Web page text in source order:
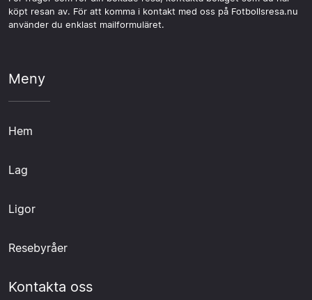
köpt resan av. För att komma i kontakt med oss på Fotbollsresa.nu
använder du enklast mailformuläret.
Meny
Hem
Lag
Ligor
Resebyråer
Kontakta oss